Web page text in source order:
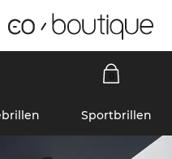
Sportbrillen